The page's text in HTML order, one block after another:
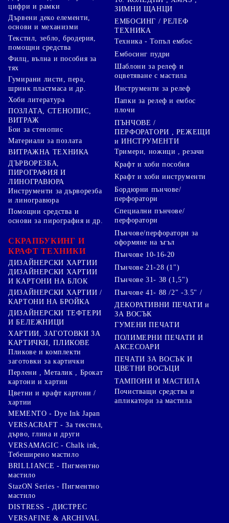
цифри и рамки
Дървени деко елементи,
основи и механизми
Текстил, зебло, бродерия,
помощни средства
Филц, вълна и пособия за
тях
Гумирани листи, пера,
шринк пластмаса и др.
Хоби литература
ПОЗЛАТА, СТЕНОПИС,
ВИТРАЖ
Бои за стенопис
Материали за позлата
ВИТРАЖНА ТЕХНИКА
ДЪРВОРЕЗБА,
ПИРОГРАФИЯ И
ЛИНОГРАВЮРА
Инструменти за дърворезба
и линогравюра
Помощни средства и
основи за пирография и др.
СКРАПБУКИНГ И
КРАФТ ТЕХНИКИ
ДИЗАЙНЕРСКИ ХАРТИИ
ДИЗАЙНЕРСКИ ХАРТИИ
И КАРТОНИ НА БЛОК
ДИЗАЙНЕРСКИ ХАРТИИ /
КАРТОНИ НА БРОЙКА
ДИЗАЙНЕРСКИ ТЕФТЕРИ
И БЕЛЕЖНИЦИ
ХАРТИИ, ЗАГОТОВКИ ЗА
КАРТИЧКИ, ПЛИКОВЕ
Пликове и комплекти
заготовки за картички
Перлени , Металик , Брокат
картони и хартии
Цветни и крафт картони /
хартии
ЗИМНИ ЩАНЦИ
ЕМБОСИНГ / РЕЛЕФ
ТЕХНИКА
Техника - Топъл ембос
Ембосинг пудри
Шаблони за релеф и
оцветяване с мастила
Инструменти за релеф
Папки за релеф и ембос
плочи
ПЪНЧОВЕ /
ПЕРФОРАТОРИ , РЕЖЕЩИ
и ИНСТРУМЕНТИ
Тримери, ножици , резачи
Крафт и хоби пособия
Крафт и хоби инструменти
Бордюрни пънчове/
перфоратори
Специални пънчове/
перфоратори
Пънчове/перфоратори за
оформяне на ъгъл
Пънчове 10-16-20
Пънчове 21-28 (1")
Пънчове 31- 38 (1,5")
Пънчове 41- 88 /2" -3.5" /
ДЕКОРАТИВНИ ПЕЧАТИ и
ЗА ВОСЪК
ГУМЕНИ ПЕЧАТИ
ПОЛИМЕРНИ ПЕЧАТИ И
АКСЕСОАРИ
ПЕЧАТИ ЗА ВОСЪК И
ЦВЕТНИ ВОСЪЦИ
ТАМПОНИ И МАСТИЛА
Почистващи средства и
апликатори за мастила
MEMENTO - Dye Ink Japan
VERSACRAFT - За текстил,
дърво, глина и други
VERSAMAGIC - Chalk ink,
Тебеширено мастило
BRILLIANCE - Пигментно
мастило
StazON Series - Пигментно
мастило
DISTRESS - ДИСТРЕС
VERSAFINE & ARCHIVAL